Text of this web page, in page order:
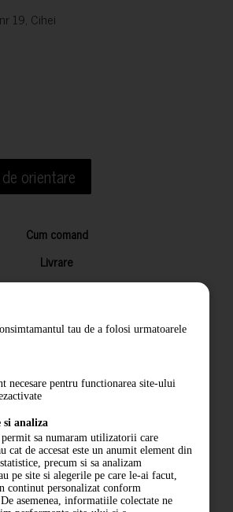
19, Cihei
orientare
Cum comand
Livrare
Returnarea produselor
Termeni si conditii
de confidentialitate
ANPC
tau de a folosi urmatoarele
necesare pentru functionarea site-ului
si analiza
permit sa numaram utilizatorii care
cat de accesat este un anumit element din
precum si sa analizam
pe site si alegerile pe care le-ai facut,
continut personalizat conform
asemenea, informatiile colectate ne